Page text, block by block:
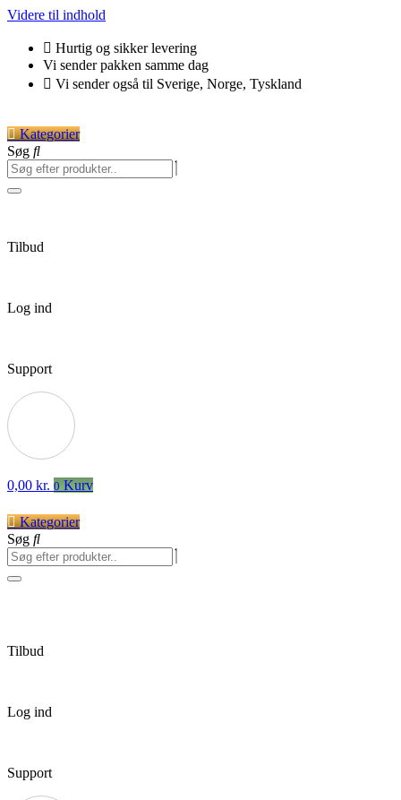
Videre til indhold
Hurtig og sikker levering
Vi sender pakken samme dag
Vi sender også til Sverige, Norge, Tyskland
Kategorier
Søg
Tilbud
Log ind
Support
0,00 kr. 0 Kurv
Kategorier
Søg
Tilbud
Log ind
Support